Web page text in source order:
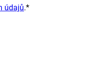
údajů.*